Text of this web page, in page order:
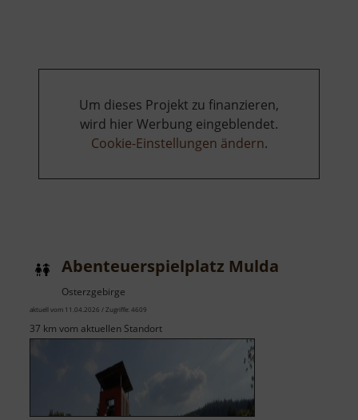
Um dieses Projekt zu finanzieren,
wird hier Werbung eingeblendet.
Cookie-Einstellungen ändern.
Abenteuerspielplatz Mulda
Osterzgebirge
aktuell vom 11.04.2026 / Zugriffe: 4609
37 km vom aktuellen Standort